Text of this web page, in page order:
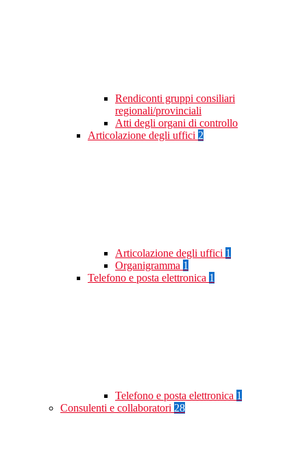
Rendiconti gruppi consiliari
regionali/provinciali
Atti degli organi di controllo
Articolazione degli uffici 2
Articolazione degli uffici 1
Organigramma 1
Telefono e posta elettronica 1
Telefono e posta elettronica 1
Consulenti e collaboratori 28